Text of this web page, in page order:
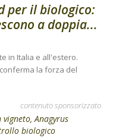
per il biologico:
a doppia...
in Italia e all'estero.
la forza del
contenuto sponsorizzato
vigneto, Anagyrus
biologico